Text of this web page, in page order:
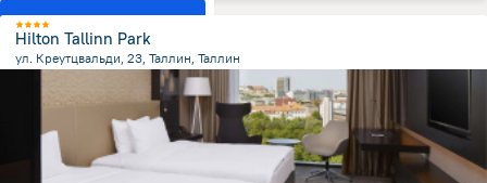
Показать все номера
Hilton Tallinn Park
ул. Креутцвальди, 23, Таллин, Таллин